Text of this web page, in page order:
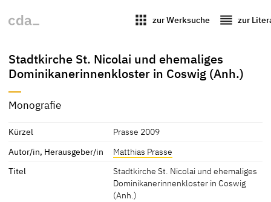
apps zur Werksuche reorder zur
Stadtkirche St. Nicolai und ehemaliges
Dominikanerinnenkloster in Coswig (Anh.)
Monografie
Kürzel
Prasse 2009
Autor/in, Herausgeber/in
Matthias Prasse
Titel
Stadtkirche St. Nicolai und ehemaliges
Dominikanerinnenkloster in Coswig
(Anh.)